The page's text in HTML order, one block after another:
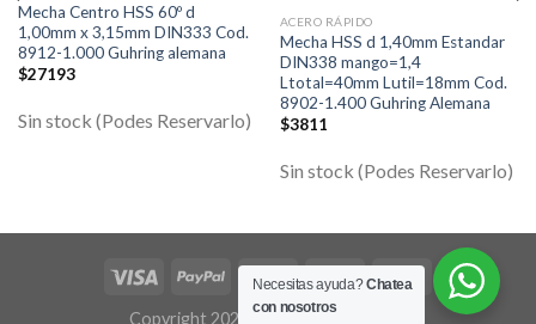
Mecha Centro HSS 60º d
1,00mm x 3,15mm DIN333 Cod.
8912-1.000 Guhring alemana
$27193
Sin stock (Podes Reservarlo)
ACERO RÁPIDO
Mecha HSS d 1,40mm Estandar
DIN338 mango=1,4
Ltotal=40mm Lutil=18mm Cod.
8902-1.400 Guhring Alemana
$3811
Sin stock (Podes Reservarlo)
Copyright 2026 ©Flatsome Theme
Necesitas ayuda?Chatea
con nosotros